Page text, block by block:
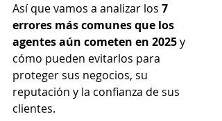
Así que vamos a analizar los 7
errores más comunes que los
agentes aún cometen en 2025 y
cómo pueden evitarlos para
proteger sus negocios, su
reputación y la confianza de sus
clientes.